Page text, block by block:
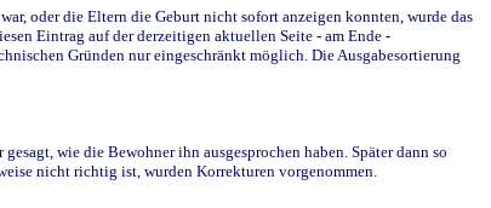
oder die Eltern die Geburt nicht sofort anzeigen konnten, wurde das
Eintrag auf der derzeitigen aktuellen Seite - am Ende -
Gründen nur eingeschränkt möglich. Die Ausgabesortierung
wie die Bewohner ihn ausgesprochen haben. Später dann so
nicht richtig ist, wurden Korrekturen vorgenommen.